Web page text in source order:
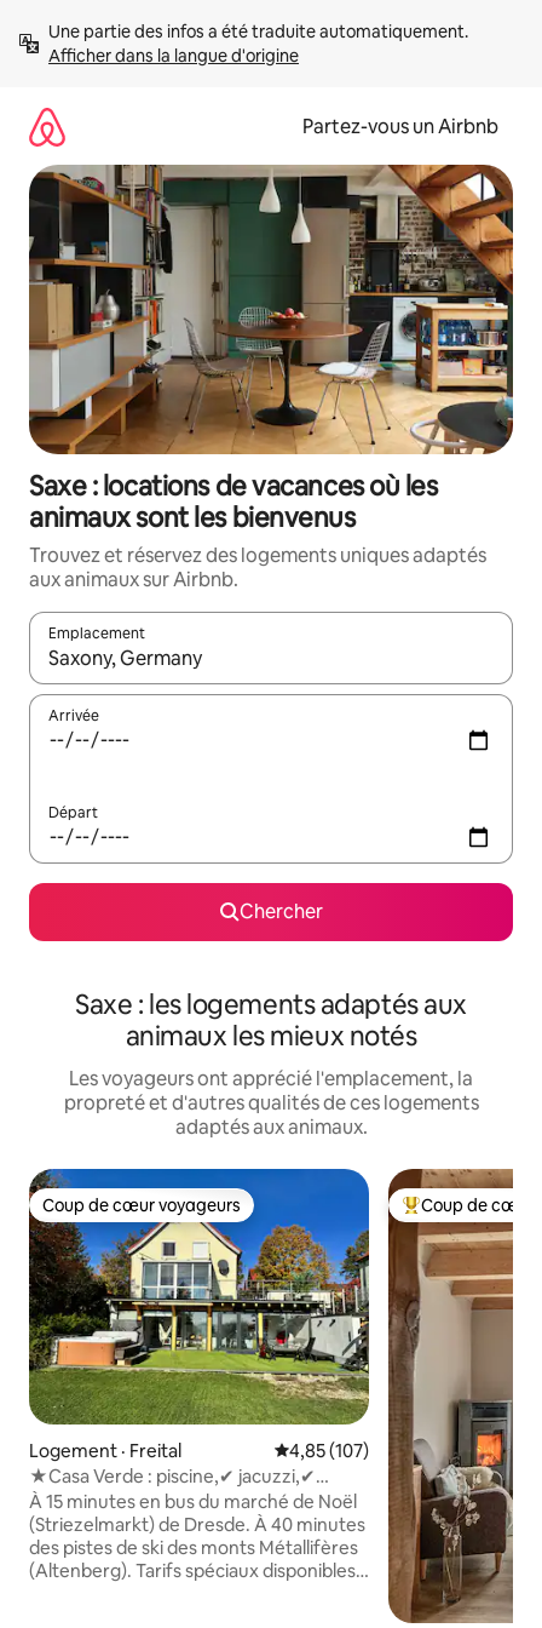
directement
Afficher dans la langue d'origine
Partez-vous un Airbnb
Saxe : locations de vacances où les
animaux sont les bienvenus
Trouvez et réservez des logements uniques adaptés
aux animaux sur Airbnb.
Emplacement
Quand les résultats sont affichés, parcourez-les en utilisant
Arrivée
Départ
Chercher
Saxe : les logements adaptés aux
animaux les mieux notés
Les voyageurs ont apprécié l'emplacement, la
propreté et d'autres qualités de ces logements
adaptés aux animaux.
Coup de cœur voyageurs
Coup de cœur voyageurs
Logement · Freital Note moyenne de 4,85 sur 5,
4,85 (107)
★Casa Verde : piscine,✔ jacuzzi,✔
sauna,✔ cheminée✔★
À 15 minutes en bus du marché de Noël
(Striezelmarkt) de Dresde. À 40 minutes
des pistes de ski des monts Métallifères
(Altenberg). Tarifs spéciaux disponibles
Coup de cœur
Coup de cœur